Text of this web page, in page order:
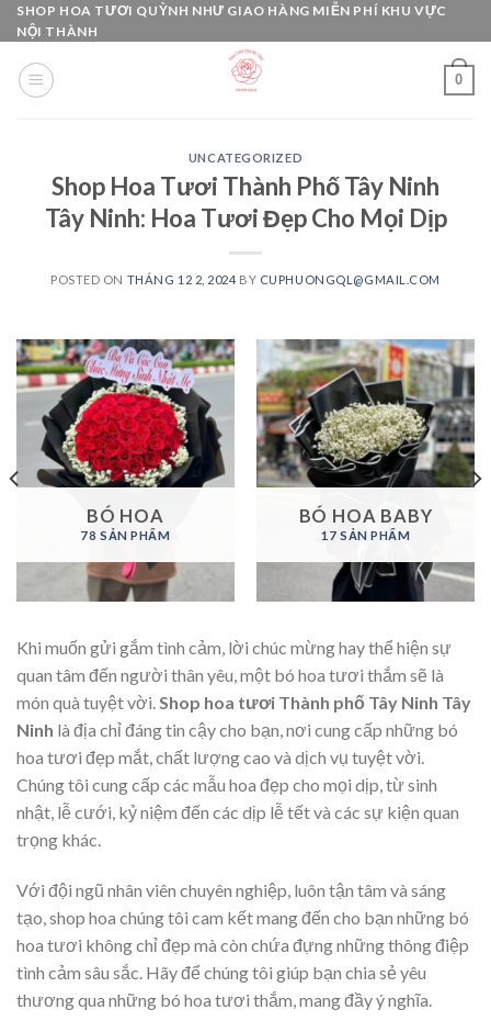
Skip
to
content
SHOP HOA TƯƠI QUỲNH NHƯ GIAO HÀNG MIỄN PHÍ KHU VỰC
NỘI THÀNH
0
UNCATEGORIZED
Shop Hoa Tươi Thành Phố Tây Ninh
Tây Ninh: Hoa Tươi Đẹp Cho Mọi Dịp
POSTED ON THÁNG 12 2, 2024 BY CUPHUONGQL@GMAIL.COM
BÓ HOA
78 SẢN PHẨM
BÓ HOA BABY
17 SẢN PHẨM
Khi muốn gửi gắm tình cảm, lời chúc mừng hay thể hiện sự
quan tâm đến người thân yêu, một bó hoa tươi thắm sẽ là
món quà tuyệt vời. Shop hoa tươi Thành phố Tây Ninh Tây
Ninh là địa chỉ đáng tin cậy cho bạn, nơi cung cấp những bó
hoa tươi đẹp mắt, chất lượng cao và dịch vụ tuyệt vời.
Chúng tôi cung cấp các mẫu hoa đẹp cho mọi dịp, từ sinh
nhật, lễ cưới, kỷ niệm đến các dịp lễ tết và các sự kiện quan
trọng khác.
Với đội ngũ nhân viên chuyên nghiệp, luôn tận tâm và sáng
tạo, shop hoa chúng tôi cam kết mang đến cho bạn những bó
hoa tươi không chỉ đẹp mà còn chứa đựng những thông điệp
tình cảm sâu sắc. Hãy để chúng tôi giúp bạn chia sẻ yêu
thương qua những bó hoa tươi thắm, mang đầy ý nghĩa.